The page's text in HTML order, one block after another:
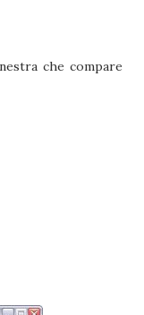
che compare